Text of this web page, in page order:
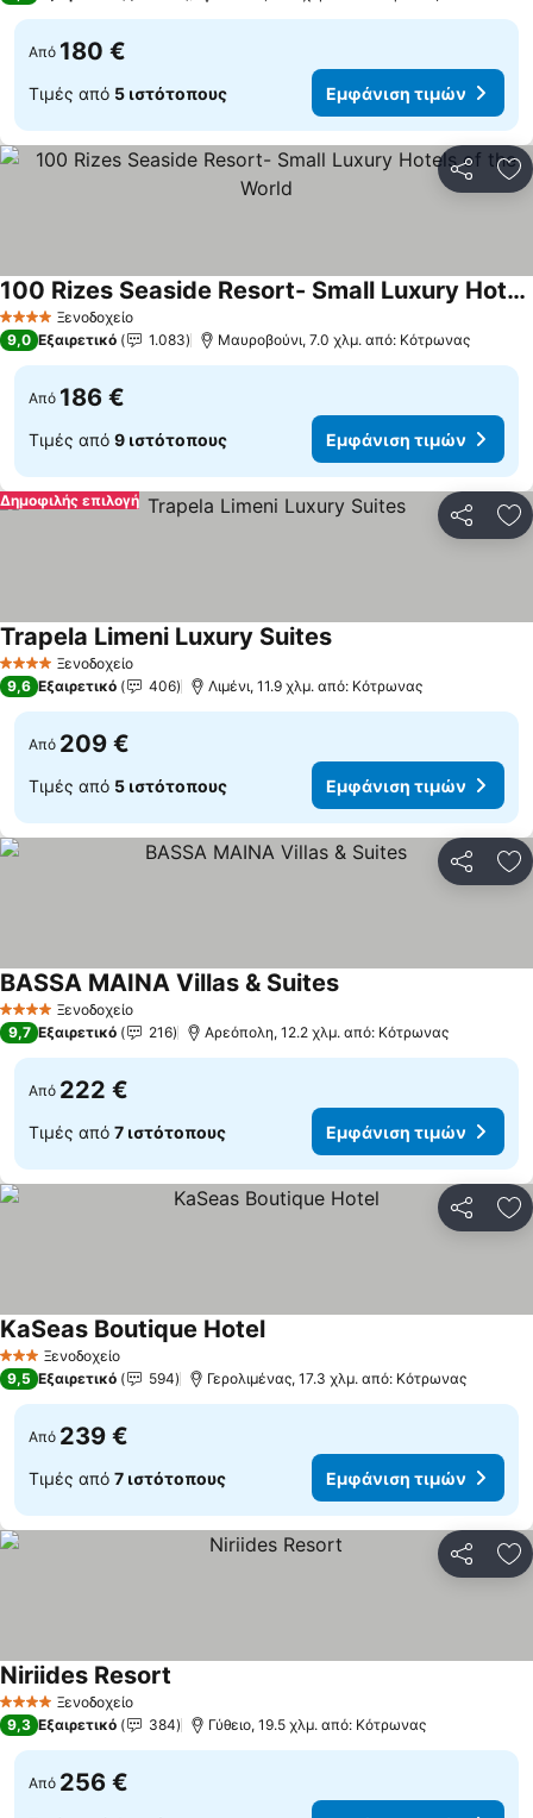
Από 180 €
Τιμές από 5 ιστότοπους Εμφάνιση τιμών
4 ΑστέριαΞενοδοχείο
100 Rizes Seaside Resort- Small Luxury Hotels of the World
9,0 Εξαιρετικό 1.083 Μαυροβούνι, 7.0 χλμ. από: Κότρωνας
Από 186 €
Τιμές από 9 ιστότοπους Εμφάνιση τιμών
Δημοφιλής επιλογή
4 ΑστέριαΞενοδοχείο
Trapela Limeni Luxury Suites
9,6 Εξαιρετικό 406 Λιμένι, 11.9 χλμ. από: Κότρωνας
Από 209 €
Τιμές από 5 ιστότοπους Εμφάνιση τιμών
4 ΑστέριαΞενοδοχείο
BASSA MAINA Villas & Suites
9,7 Εξαιρετικό 216 Αρεόπολη, 12.2 χλμ. από: Κότρωνας
Από 222 €
Τιμές από 7 ιστότοπους Εμφάνιση τιμών
3 ΑστέριαΞενοδοχείο
KaSeas Boutique Hotel
9,5 Εξαιρετικό 594 Γερολιμένας, 17.3 χλμ. από: Κότρωνας
Από 239 €
Τιμές από 7 ιστότοπους Εμφάνιση τιμών
4 ΑστέριαΞενοδοχείο
Niriides Resort
9,3 Εξαιρετικό 384 Γύθειο, 19.5 χλμ. από: Κότρωνας
Από 256 €